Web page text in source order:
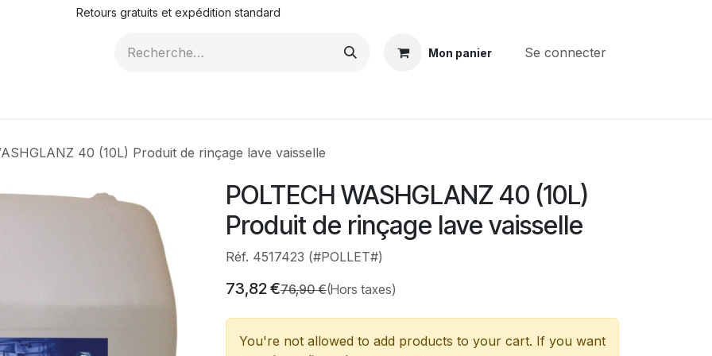
Retours gratuits et expédition standard
Mon panier Se connecter
40 (10L) Produit de rinçage lave vaisselle
POLTECH WASHGLANZ 40 (10L)
Produit de rinçage lave vaisselle
Réf. 4517423 (#POLLET#)
73,82€76,90€(Hors taxes)
You're not allowed to add products to your cart. If you want